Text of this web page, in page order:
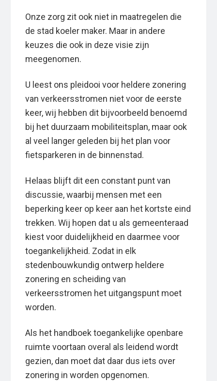
Onze zorg zit ook niet in maatregelen die
de stad koeler maker. Maar in andere
keuzes die ook in deze visie zijn
meegenomen.
U leest ons pleidooi voor heldere zonering
van verkeersstromen niet voor de eerste
keer, wij hebben dit bijvoorbeeld benoemd
bij het duurzaam mobiliteitsplan, maar ook
al veel langer geleden bij het plan voor
fietsparkeren in de binnenstad.
Helaas blijft dit een constant punt van
discussie, waarbij mensen met een
beperking keer op keer aan het kortste eind
trekken. Wij hopen dat u als gemeenteraad
kiest voor duidelijkheid en daarmee voor
toegankelijkheid. Zodat in elk
stedenbouwkundig ontwerp heldere
zonering en scheiding van
verkeersstromen het uitgangspunt moet
worden.
Als het handboek toegankelijke openbare
ruimte voortaan overal als leidend wordt
gezien, dan moet dat daar dus iets over
zonering in worden opgenomen.